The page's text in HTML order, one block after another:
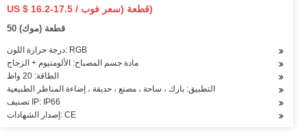
US $ 16.2-17.5 / قطعة (سعر فوب)
50 قطعة (موك)
درجة حرارة اللون: RGB
مادة جسم المصباح: الألومنيوم + الزجاج
الطاقة: 20 واط
التطبيق: بارك ، ساحة ، مصنع ، حديقة ، إضاءة المناظر الطبيعية
تصنيف IP: IP66
إصدار الشهادات: CE